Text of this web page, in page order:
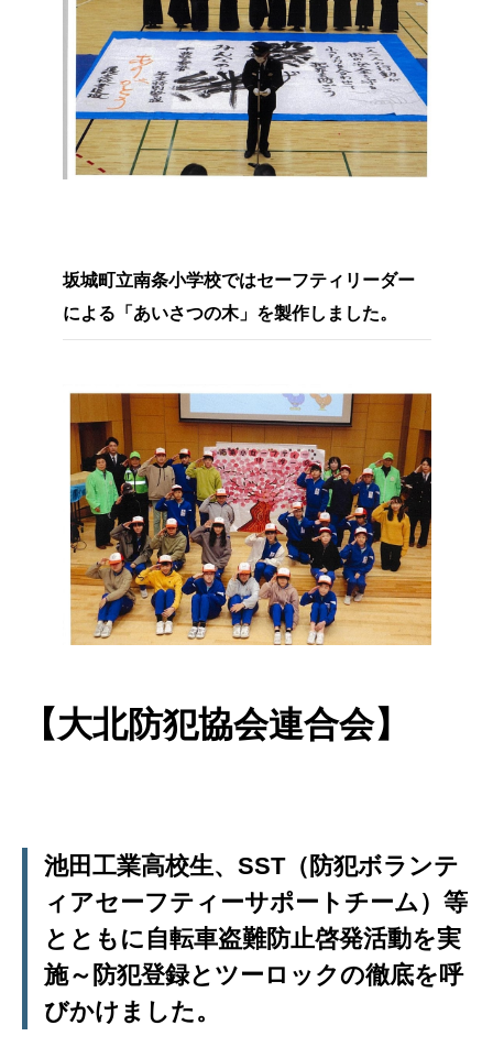
坂城町立南条小学校ではセーフティリーダー
による「あいさつの木」を製作しました。
【大北防犯協会連合会】
池田工業高校生、SST（防犯ボランテ
ィアセーフティーサポートチーム）等
とともに自転車盗難防止啓発活動を実
施～防犯登録とツーロックの徹底を呼
びかけました。